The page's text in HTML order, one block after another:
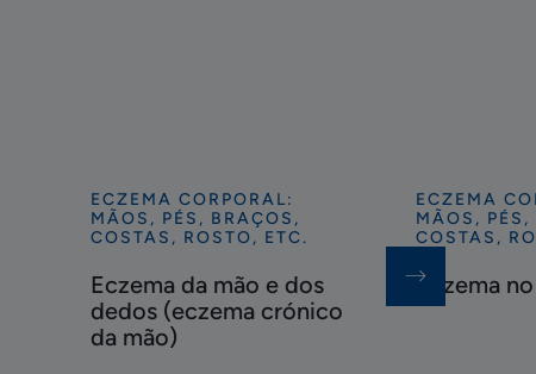
Descubra
Eczema
mão
e
ECZEMA CORPORAL:
MÃOS, PÉS, BRAÇOS,
COSTAS, ROSTO, ETC.
Eczema da mão e dos
dedos (eczema crónico
da mão)
Descubra
Eczema
no
rosto
ECZEMA
MÃOS,
COSTAS,
Eczema